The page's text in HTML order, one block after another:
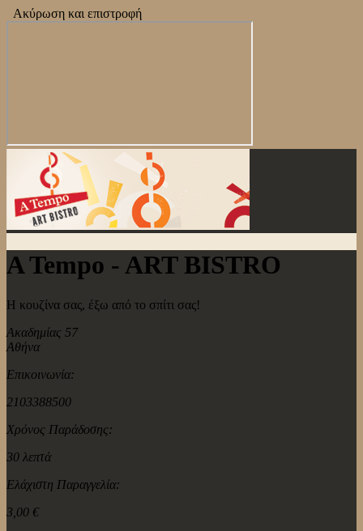
Ακύρωση και επιστροφή
A Tempo - ART BISTRO
Η κουζίνα σας, έξω από το σπίτι σας!
Ακαδημίας 57
Αθήνα
Επικοινωνία:
2103388500
Χρόνος Παράδοσης:
30 λεπτά
Ελάχιστη Παραγγελία:
3,00 €